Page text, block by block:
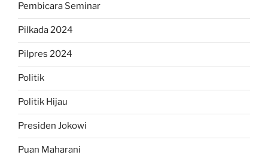
Pembicara Seminar
Pilkada 2024
Pilpres 2024
Politik
Politik Hijau
Presiden Jokowi
Puan Maharani